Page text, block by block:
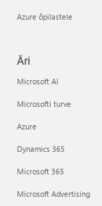
Azure õpilastele
Äri
Microsoft AI
Microsofti turve
Azure
Dynamics 365
Microsoft 365
Microsoft Advertising